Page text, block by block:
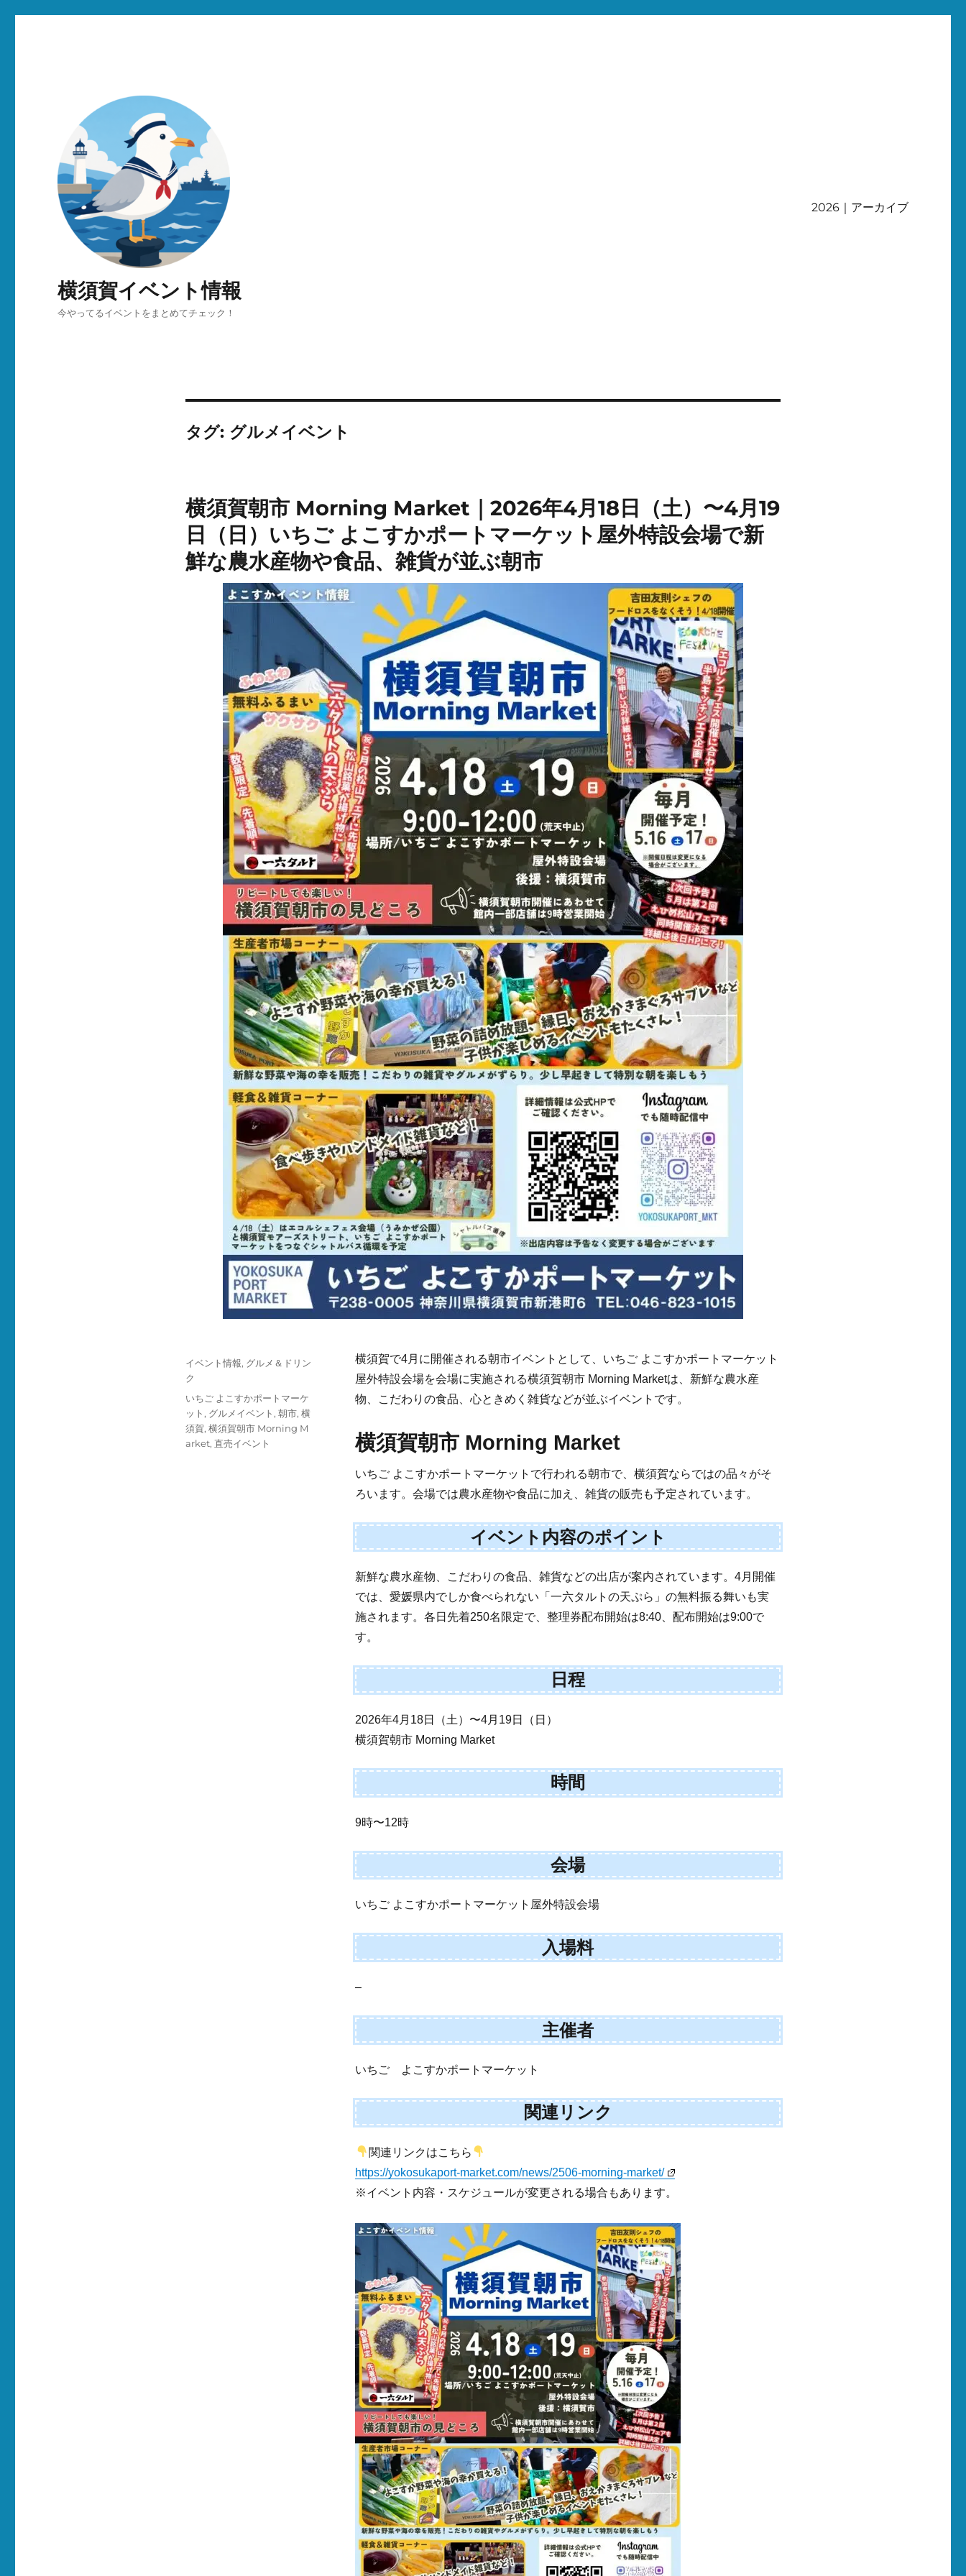
横須賀イベント情報
今やってるイベントをまとめてチェック！
2026｜アーカイブ
タグ: グルメイベント
横須賀朝市 Morning Market｜2026年4月18日（土）〜4月19
日（日）いちご よこすかポートマーケット屋外特設会場で新
鮮な農水産物や食品、雑貨が並ぶ朝市
横須賀で4月に開催される朝市イベントとして、いちご よこすかポートマーケット
屋外特設会場を会場に実施される横須賀朝市 Morning Marketは、新鮮な農水産
物、こだわりの食品、心ときめく雑貨などが並ぶイベントです。
横須賀朝市 Morning Market
いちご よこすかポートマーケットで行われる朝市で、横須賀ならではの品々がそ
ろいます。会場では農水産物や食品に加え、雑貨の販売も予定されています。
イベント内容のポイント
新鮮な農水産物、こだわりの食品、雑貨などの出店が案内されています。4月開催
では、愛媛県内でしか食べられない「一六タルトの天ぷら」の無料振る舞いも実
施されます。各日先着250名限定で、整理券配布開始は8:40、配布開始は9:00で
す。
日程
2026年4月18日（土）〜4月19日（日）
横須賀朝市 Morning Market
時間
9時〜12時
会場
いちご よこすかポートマーケット屋外特設会場
入場料
–
主催者
いちご よこすかポートマーケット
関連リンク
関連リンクはこちら
https://yokosukaport-market.com/news/2506-morning-market/
※イベント内容・スケジュールが変更される場合もあります。
投
稿
カ
テ
ー
イベント情報, グルメ＆ドリン
ク
タ
グ
いちご よこすかポートマーケ
ット , グルメイベント , 朝市, 横
須賀, 横須賀朝市 Morning M
arket, 直売イベント